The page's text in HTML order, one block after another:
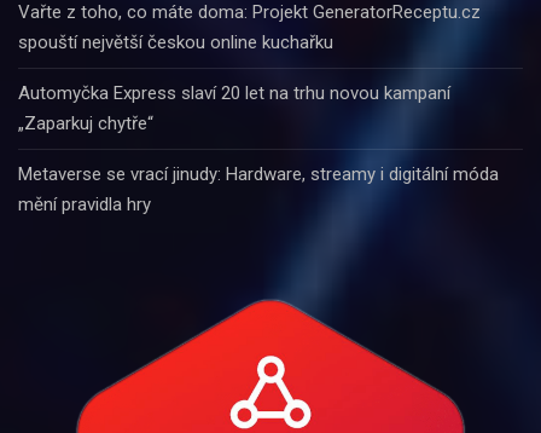
Vařte z toho, co máte doma: Projekt GeneratorReceptu.cz
spouští největší českou online kuchařku
Automyčka Express slaví 20 let na trhu novou kampaní
„Zaparkuj chytře“
Metaverse se vrací jinudy: Hardware, streamy i digitální móda
mění pravidla hry